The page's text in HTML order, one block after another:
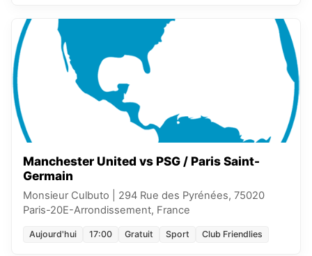
Manchester United vs PSG / Paris Saint-
Germain
Monsieur Culbuto
294 Rue des Pyrénées, 75020
Paris-20E-Arrondissement, France
Aujourd'hui 17:00 Gratuit Sport Club Friendlies